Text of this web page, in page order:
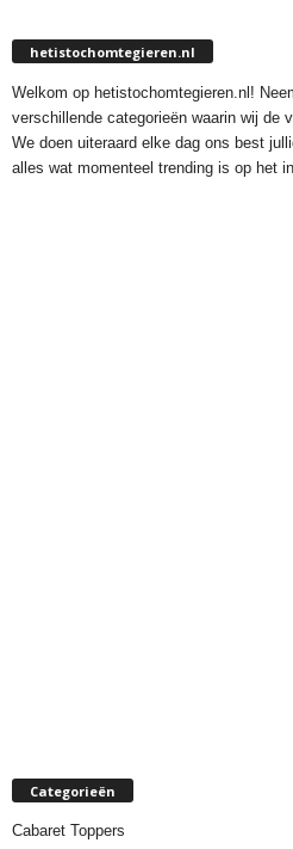
hetistochomtegieren.nl
Welkom op hetistochomtegieren.nl!
verschillende categorieën waarin wij de
We doen uiteraard elke dag ons best
alles wat momenteel trending is op het
Categorieën
Cabaret Toppers